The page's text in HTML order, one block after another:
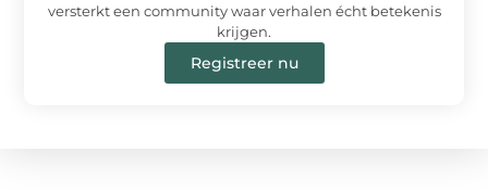
versterkt een community waar verhalen écht betekenis
krijgen.
Registreer nu